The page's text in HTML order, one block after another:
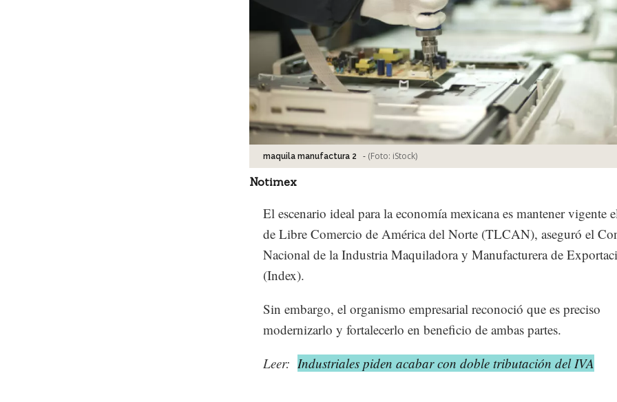
maquila manufactura 2 - (Foto: iStock)
Notimex
El escenario ideal para la economía mexicana es mantener vigente
de Libre Comercio de América del Norte (TLCAN), aseguró el
Nacional de la Industria Maquiladora y Manufacturera de
(Index).
Sin embargo, el organismo empresarial reconoció que es preciso
modernizarlo y fortalecerlo en beneficio de ambas partes.
Leer: Industriales piden acabar con doble tributación del IVA